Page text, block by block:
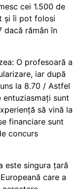
cei 1.500 de
și îi pot folosi
dacă rămân în
O profesoară a
iar după
la 8.70 / Astfel
sunt
să vină la
financiare sunt
concurs
este singura țară
care a